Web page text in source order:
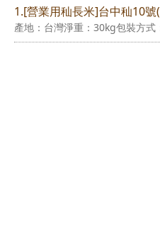
1.[營業用秈長米]台中秈10
產地：台灣淨重：30kg包裝方式